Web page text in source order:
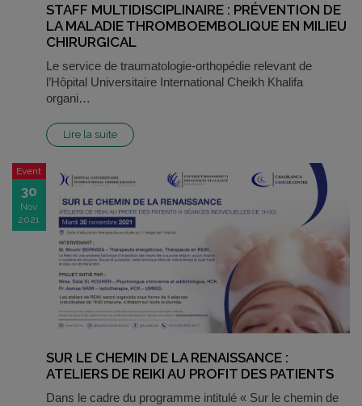
STAFF MULTIDISCIPLINAIRE : PRÉVENTION DE
LA MALADIE THROMBOEMBOLIQUE EN MILIEU
CHIRURGICAL
Le service de traumatologie-orthopédie relevant de
l’Hôpital Universitaire International Cheikh Khalifa
organi…
Lire la suite
Event
30
Nov
2021
SUR LE CHEMIN DE LA RENAISSANCE :
ATELIERS DE REIKI AU PROFIT DES PATIENTS
Dans le cadre du programme intitulé « Sur le chemin de